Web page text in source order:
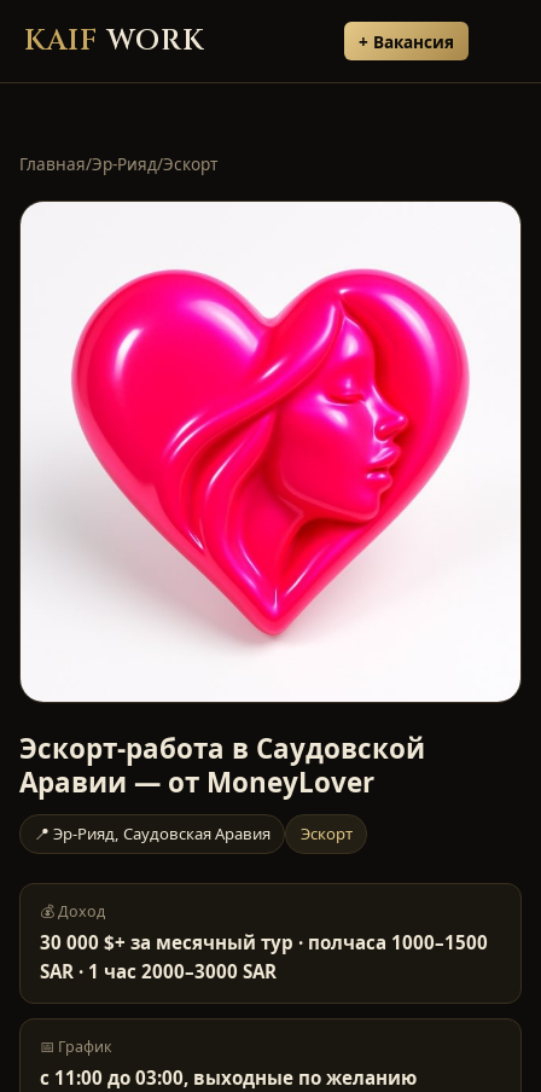
KAIF WORK + Вакансия
Главная/Эр-Рияд/Эскорт
Эскорт-работа в Саудовской
Аравии — от MoneyLover
📍Эр-Рияд,Саудовская Аравия Эскорт
💰 Доход
30 000 $+ за месячный тур · полчаса 1000–1500
SAR · 1 час 2000–3000 SAR
📅 График
с 11:00 до 03:00, выходные по желанию